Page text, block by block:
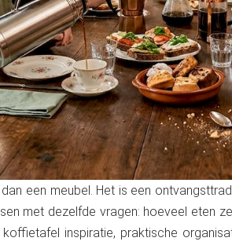
een meubel. Het is een
met dezelfde vragen: hoeveel eten
inspiratie, praktische